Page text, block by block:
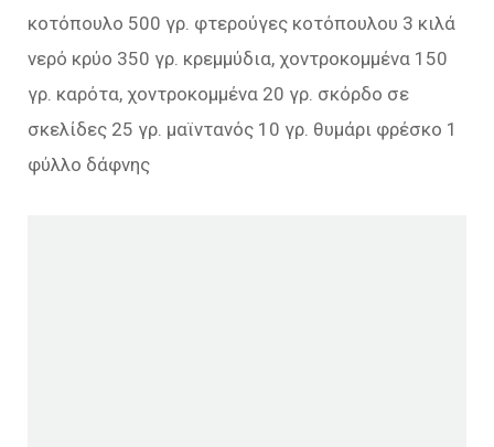
κοτόπουλο 500 γρ. φτερούγες κοτόπουλου 3 κιλά
νερό κρύο 350 γρ. κρεμμύδια, χοντροκομμένα 150
γρ. καρότα, χοντροκομμένα 20 γρ. σκόρδο σε
σκελίδες 25 γρ. μαϊντανός 10 γρ. θυμάρι φρέσκο 1
φύλλο δάφνης